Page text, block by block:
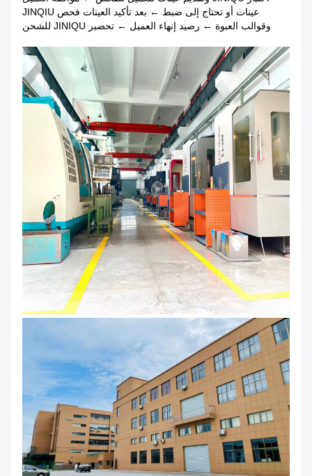
عينات أو تحتاج إلى ضبط ← بعد تأكيد العينات فحص JINQIU
وقوالب العبوة ← رصيد إنهاء العميل ← تحضير JINIQU للشحن